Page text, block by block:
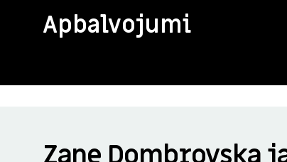
Apbalvojumi